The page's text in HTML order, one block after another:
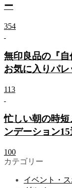
ー
354
無印良品の『
お気に入りパ
113
忙しい朝の時
ンデーション15
100
カテゴリー
イベント・ス